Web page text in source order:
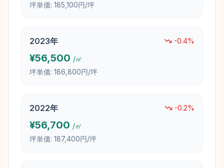
坪単価: 185,100円/坪
2023年 -0.4%
¥56,500 /㎡
坪単価: 186,800円/坪
2022年 -0.2%
¥56,700 /㎡
坪単価: 187,400円/坪